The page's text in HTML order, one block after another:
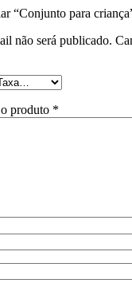
“Conjunto para
não será publicado.
produto *